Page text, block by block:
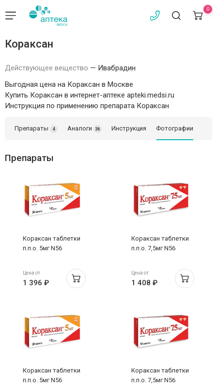
0
Кораксан
Действующее вещество — Ивабрадин
Выгодная цена на Кораксан в Москве
Купить Кораксан в интернет-аптеке apteki.medsi.ru
Инструкция по применению препарата Кораксан
Препараты 4 Аналоги 36 Инструкция Фотографии
Препараты
Кораксан таблетки
п.п.о. 5мг N56
Цена от
1 396 ₽
Кораксан таблетки
п.п.о. 7,5мг N56
Цена от
1 408 ₽
Кораксан таблетки
п.п.о. 5мг N56
Кораксан таблетки
п.п.о. 7,5мг N56